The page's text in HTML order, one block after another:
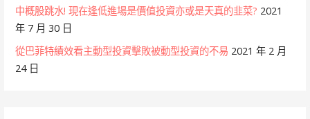
中概股跳水! 現在逢低進場是價值投資亦或是天真的韭菜? 2021
年 7 月 30 日
從巴菲特績效看主動型投資擊敗被動型投資的不易 2021 年 2 月
24 日